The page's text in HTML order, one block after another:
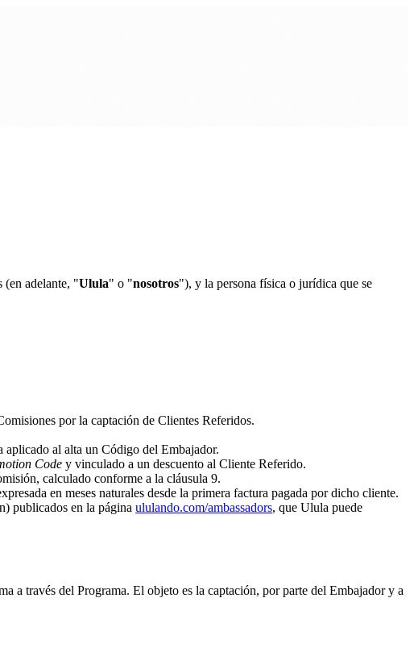
(en adelante, "Ulula" o "nosotros"), y la persona física o jurídica que se
por la captación de Clientes Referidos.
al alta un Código del Embajador.
Code y vinculado a un descuento al Cliente Referido.
calculado conforme a la cláusula 9.
en meses naturales desde la primera factura pagada por dicho cliente.
publicados en la página ululando.com/ambassadors, que Ulula puede
a través del Programa. El objeto es la captación, por parte del Embajador y a